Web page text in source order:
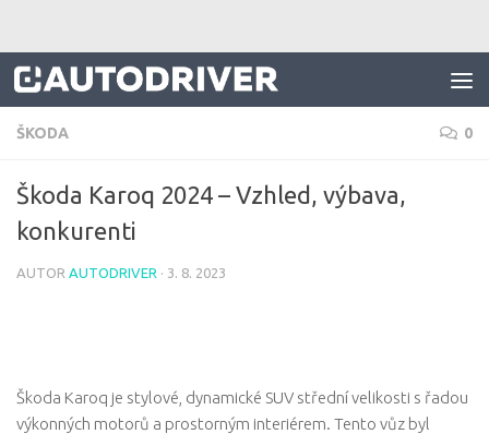
ŠKODA 0
Škoda Karoq 2024 – Vzhled, výbava,
konkurenti
AUTOR AUTODRIVER · 3. 8. 2023
Škoda Karoq je stylové, dynamické SUV střední velikosti s řadou
výkonných motorů a prostorným interiérem. Tento vůz byl